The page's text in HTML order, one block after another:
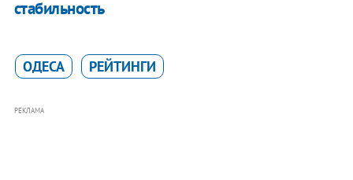
стабильность
ОДЕСА РЕЙТИНГИ
РЕКЛАМА